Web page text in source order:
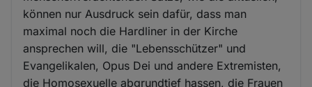
können nur Ausdruck sein dafür, dass man
maximal noch die Hardliner in der Kirche
ansprechen will, die "Lebensschützer" und
Evangelikalen, Opus Dei und andere Extremisten,
die Homosexuelle abgrundtief hassen, die Frauen